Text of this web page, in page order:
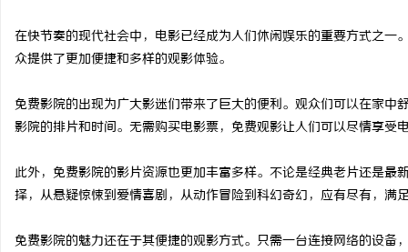
在快节奏的现代社会中，电影已经成为人们休闲娱乐的重要方式之
众提供了更加便捷和多样的观影体验。
免费影院的出现为广大影迷们带来了巨大的便利。观众们可以在家
影院的排片和时间。无需购买电影票，免费观影让人们可以尽情享受
此外，免费影院的影片资源也更加丰富多样。不论是经典老片还是
择，从悬疑惊悚到爱情喜剧，从动作冒险到科幻奇幻，应有尽有，满
免费影院的魅力还在于其便捷的观影方式。只需一台连接网络的设